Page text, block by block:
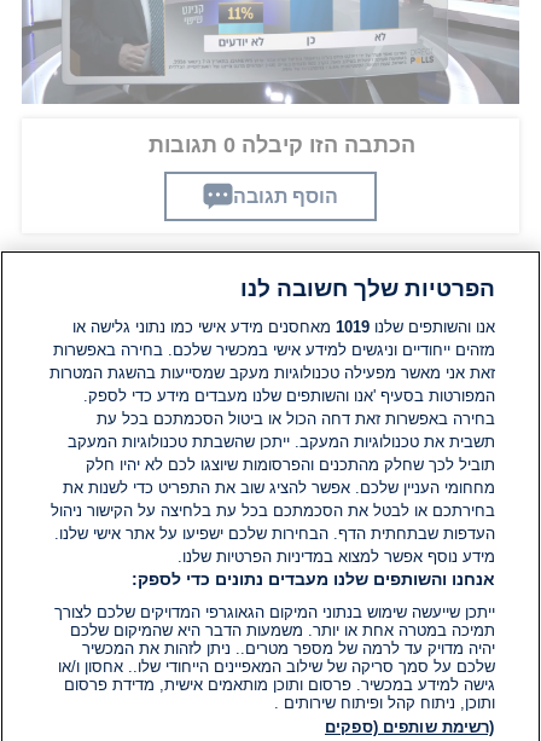
הכתבה הזו קיבלה 0 תגובות
הוסף תגובה
תגובות
אין עדיין תגובות. היה הראשון להגיב
הוסף תגובה
הפרטיות שלך חשובה לנו
אנו והשותפים שלנו1019 מאחסנים מידע אישי כמו נתוני גלישה או
מזהים ייחודיים וניגשים למידע אישי במכשיר שלכם. בחירה באפשרות
זאת אני מאשר מפעילה טכנולוגיות מעקב שמסייעות בהשגת המטרות
המפורטות בסעיף 'אנו והשותפים שלנו מעבדים מידע כדי לספק.
בחירה באפשרות זאת דחה הכול או ביטול הסכמתכם בכל עת
תשבית את טכנולוגיות המעקב. ייתכן שהשבתת טכנולוגיות המעקב
תוביל לכך שחלק מהתכנים והפרסומות שיוצגו לכם לא יהיו חלק
מחחומי העניין שלכם. אפשר להציג שוב את התפריט כדי לשנות את
בחירתכם או לבטל את הסכמתכם בכל עת בלחיצה על הקישור ניהול
העדפות שבתחתית הדף. הבחירות שלכם ישפיעו על אתר אישי שלנו.
מידע נוסף אפשר למצוא במדיניות הפרטיות שלנו.
אנחנו והשותפים שלנו מעבדים נתונים כדי לספק:
ייתכן שייעשה שימוש בנתוני המיקום הגאוגרפי המדויקים שלכם לצורך
תמיכה במטרה אחת או יותר. משמעות הדבר היא שהמיקום שלכם
יהיה מדויק עד לרמה של מספר מטרים.. ניתן לזהות את המכשיר
שלכם על סמך סריקה של שילוב המאפיינים הייחודי שלו.. אחסון ו/או
גישה למידע במכשיר. פרסום ותוכן מותאמים אישית, מדידת פרסום
ותוכן, ניתוח קהל ופיתוח שירותים .
(רשימת שותפים (ספקים